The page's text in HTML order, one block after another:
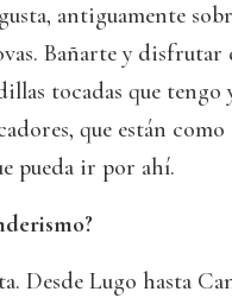
antiguamente
Bañarte y
tocadas que tengo
que están como
pueda ir por ahí.
Desde Lugo hasta